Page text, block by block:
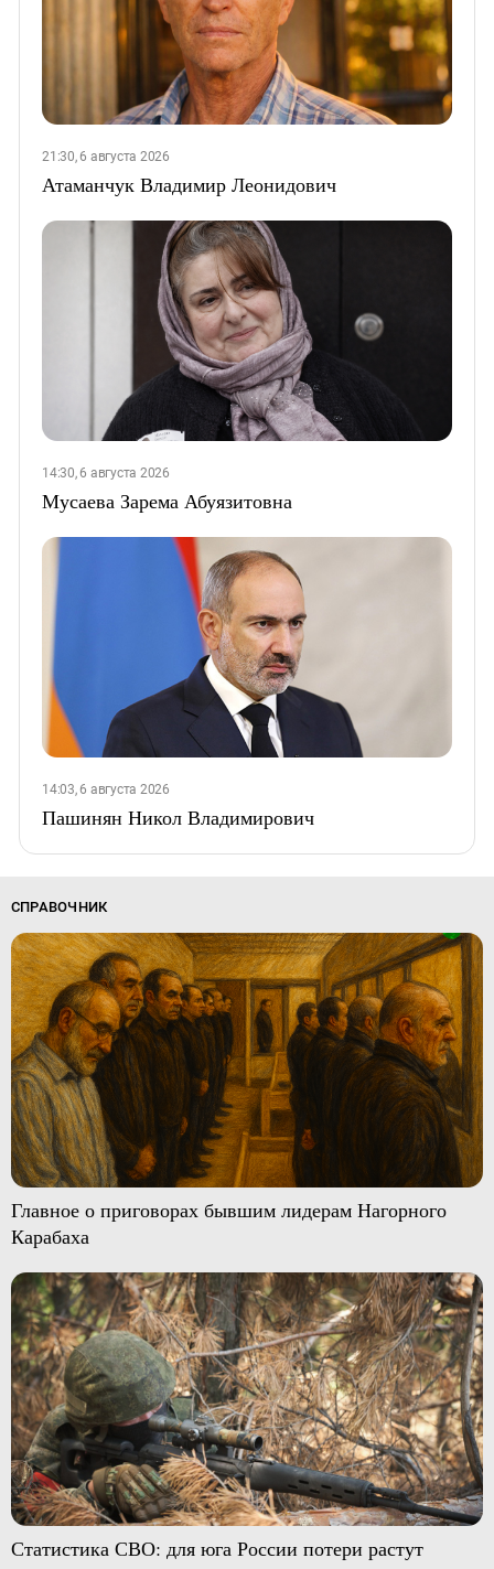
21:30, 6 августа 2026
Атаманчук Владимир Леонидович
14:30, 6 августа 2026
Мусаева Зарема Абуязитовна
14:03, 6 августа 2026
Пашинян Никол Владимирович
СПРАВОЧНИК
Главное о приговорах бывшим лидерам Нагорного
Карабаха
Статистика СВО: для юга России потери растут